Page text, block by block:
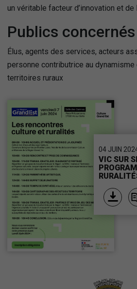
un véritable facteur d’innovation et de
Publics concernés
Élus, agents des services, acteurs
personne contributrice au
territoires ruraux
04 JUIN
VIC SUR